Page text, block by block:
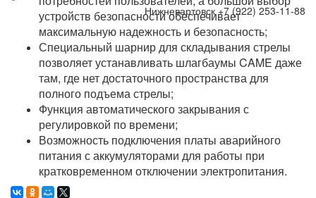
Нижневартовск+7 (922) 253-11-88
устройств безопасности обеспечивает
максимальную надежность и безопасность;
Специальный шарнир для складывания стрелы
позволяет устанавливать шлагбаумы CAME даже
там, где нет достаточного пространства для
полного подъема стрелы;
Функция автоматического закрывания с
регулировкой по времени;
Возможность подключения платы аварийного
питания с аккумуляторами для работы при
кратковременном отключении электропитания.